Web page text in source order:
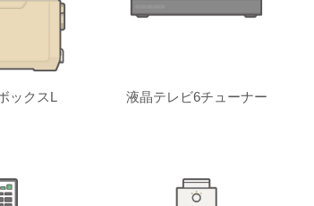
ックスL 液晶テレビ6チューナー